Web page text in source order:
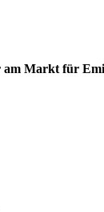
Markt für